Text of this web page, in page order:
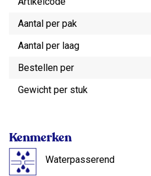
Aantal per pak
Aantal per laag
Bestellen per
Gewicht per stuk
Kenmerken
Waterpasserend